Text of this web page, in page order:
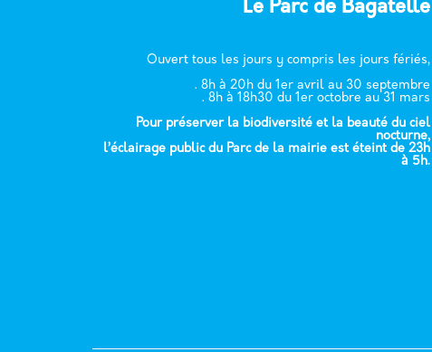
Le Parc de Bagatelle
Ouvert tous les jours y compris les jours fériés,
. 8h à 20h du 1er avril au 30 septembre
. 8h à 18h30 du 1er octobre au 31 mars
Pour préserver la biodiversité et la beauté du ciel
nocturne,
l’éclairage public du Parc de la mairie est éteint de 23h
à 5h.